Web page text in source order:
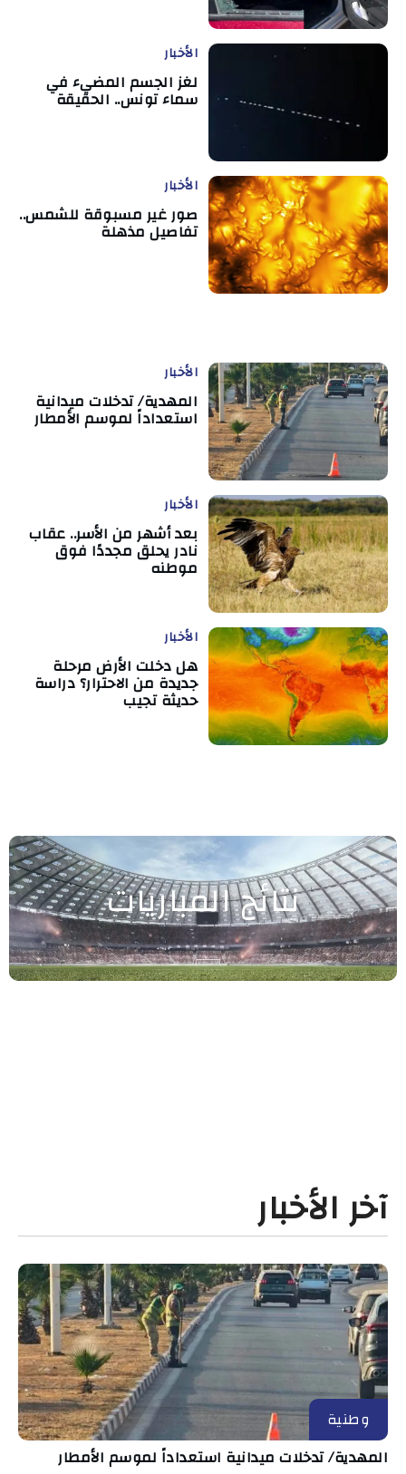
الأخبار
لغز الجسم المضيء في
سماء تونس.. الحقيقة
الأخبار
صور غير مسبوقة للشمس..
تفاصيل مذهلة
الأخبار
المهدية/ تدخلات ميدانية
استعداداً لموسم الأمطار
الأخبار
بعد أشهر من الأسر.. عقاب
نادر يحلق مجددًا فوق
موطنه
الأخبار
هل دخلت الأرض مرحلة
جديدة من الاحترار؟ دراسة
حديثة تجيب
نتائج المباريات
آخر الأخبار
وطنية
المهدية/ تدخلات ميدانية استعداداً لموسم الأمطار